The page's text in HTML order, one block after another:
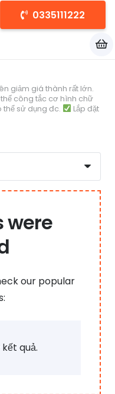
0335111222
giảm giá thành rất lớn.
công tắc cơ hình chữ
thể sử dụng đc.
Lắp đặt
were
our popular
quả.